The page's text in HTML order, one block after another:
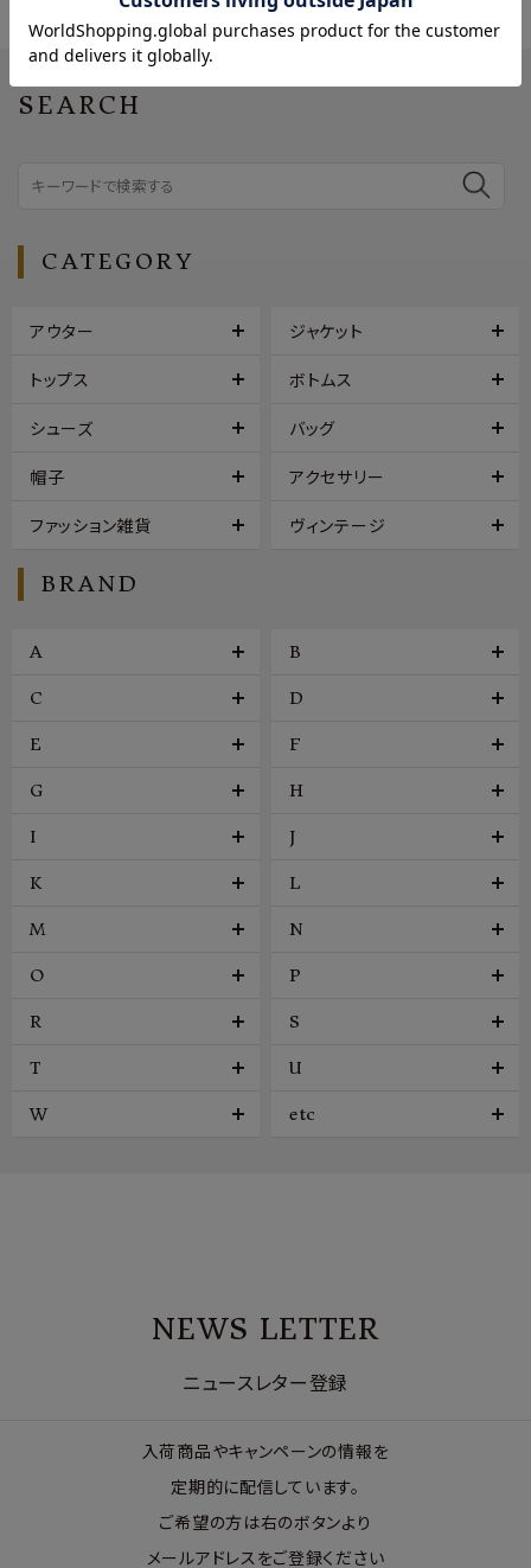
SEARCH
CATEGORY
アウター ジャケット
トップス ボトムス
シューズ バッグ
帽子 アクセサリー
ファッション雑貨 ヴィンテージ
BRAND
A B
C D
E F
G H
I J
K L
M N
O P
R S
T U
W etc
NEWS LETTER
ニュースレター登録
入荷商品やキャンペーンの情報を
定期的に配信しています。
ご希望の方は右のボタンより
メールアドレスをご登録ください